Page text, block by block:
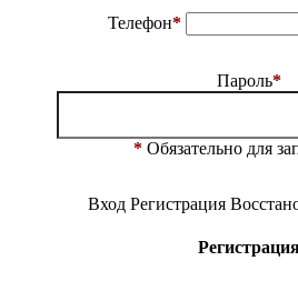
Телефон*
Пароль*
* Обязательно для
Вход Регистрация